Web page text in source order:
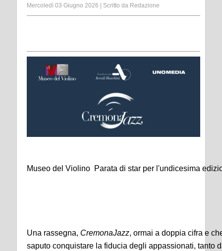
Mercoledì 03 Giugno 2026 Scritto da Redazione
Museo del Violino Parata di star per l'undicesima
Una rassegna, CremonaJazz, ormai a doppia cifra e
saputo conquistare la fiducia degli appassionati, tanto